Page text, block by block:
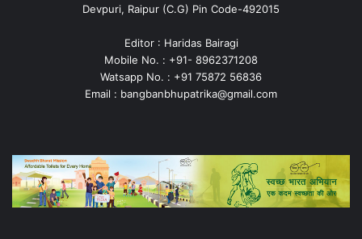
Devpuri, Raipur (C.G) Pin Code-492015
Editor : Haridas Bairagi
Mobile No. : +91- 8962371208
Watsapp No. : +91 75872 56836
Email : bangbanbhupatrika@gmail.com